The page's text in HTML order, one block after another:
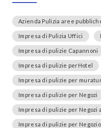
Azienda Pulizia aree
Impresa di Pulizia Uffici
Impresa di pulizie Capannoni
Impresa di pulizie perHotel
Impresa di pulizie per
Impresa di pulizie per Negozi
Impresa di pulizie per Negozi
Impresa di pulizie per Negozio